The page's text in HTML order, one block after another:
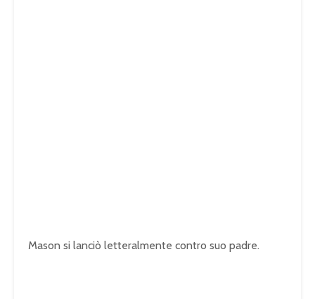
Mason si lanciò letteralmente contro suo padre.